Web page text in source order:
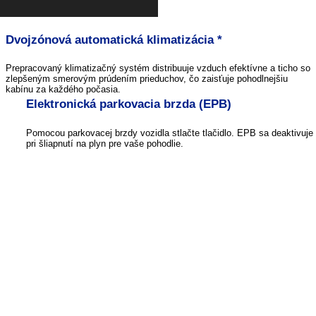
Dvojzónová automatická klimatizácia *
Prepracovaný klimatizačný systém distribuuje vzduch efektívne a ticho so
zlepšeným smerovým prúdením prieduchov, čo zaisťuje pohodlnejšiu
kabínu za každého počasia.
Elektronická parkovacia brzda (EPB)
Pomocou parkovacej brzdy vozidla stlačte tlačidlo. EPB sa deaktivuje
pri šliapnutí na plyn pre vaše pohodlie.